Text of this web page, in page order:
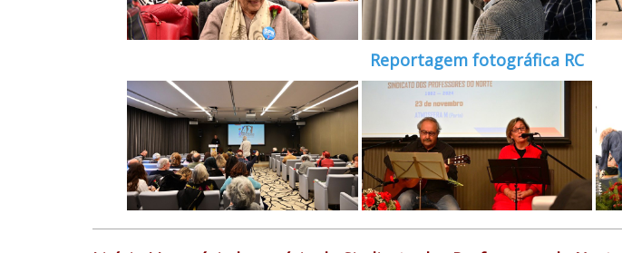
Reportagem fotográfica RC